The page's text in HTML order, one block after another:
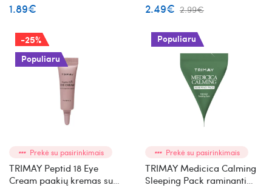
mėginukų rinkinys
1.89€ 2.49€ 2.99€
-25%
Populiaru
Prekė su pasirinkimais
TRIMAY Peptid 18 Eye
Cream paakių kremas su
Populiaru
Prekė su pasirinkimais
TRIMAY Medicica Calming
Sleeping Pack raminanti